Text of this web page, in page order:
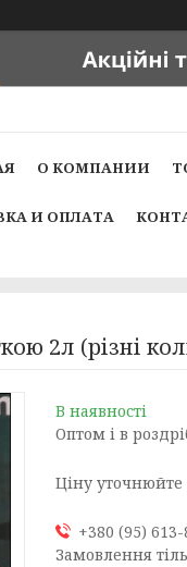
О КОМПАНИИ
И ОПЛАТА
2л (різні
В наявності
Оптом і в
Ціну уточнюйте
+380 (95)
Замовлення